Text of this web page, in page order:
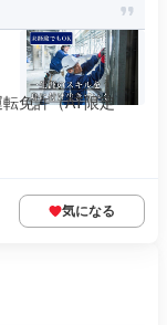
免許（AT限定
気になる